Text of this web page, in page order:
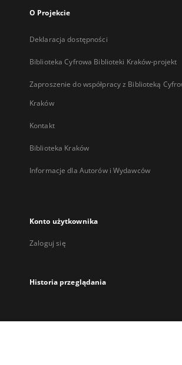
O Projekcie
Deklaracja dostępności
Biblioteka Cyfrowa Biblioteki Kraków-projekt
Zaproszenie do współpracy z Biblioteką
Kraków
Kontakt
Biblioteka Kraków
Informacje dla Autorów i Wydawców
Konto użytkownika
Zaloguj się
Historia przeglądania